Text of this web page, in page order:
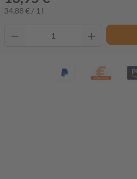
34,88 € / 1 l